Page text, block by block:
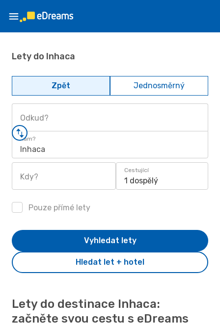
Lety do Inhaca
Zpět Jednosměrný
Odkud?
Kam?
Inhaca
Kdy?
Cestující
1 dospělý
Pouze přímé lety
Hledat let + hotel
Vyhledat lety
Lety do destinace Inhaca:
začněte svou cestu s eDreams